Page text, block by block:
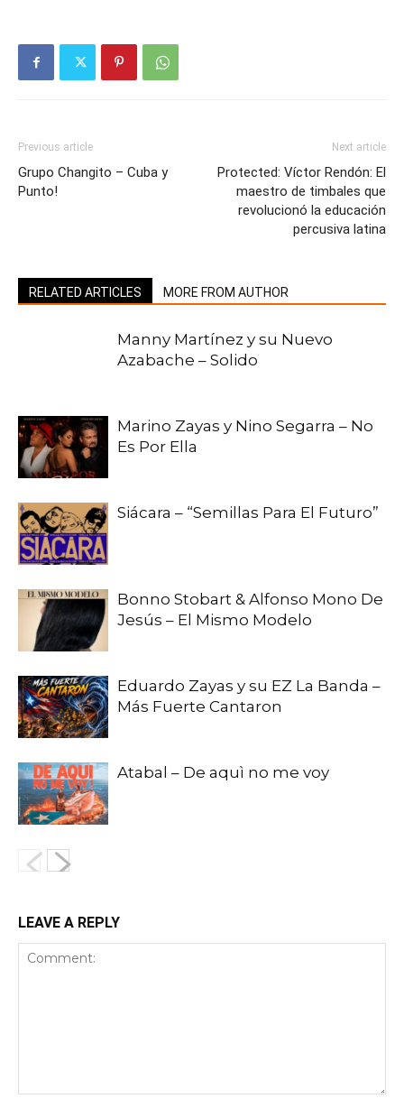
Previous article
Grupo Changito – Cuba y
Punto!
Next article
Protected: Víctor Rendón: El
maestro de timbales que
revolucionó la educación
percusiva latina
RELATED ARTICLES MORE FROM AUTHOR
Manny Martínez y su Nuevo
Azabache – Solido
Marino Zayas y Nino Segarra – No
Es Por Ella
Siácara – “Semillas Para El Futuro”
Bonno Stobart & Alfonso Mono De
Jesús – El Mismo Modelo
Eduardo Zayas y su EZ La Banda –
Más Fuerte Cantaron
Atabal – De aquì no me voy
LEAVE A REPLY